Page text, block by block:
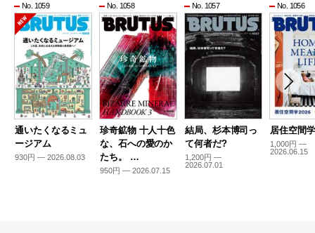
No. 1059
通いたくなるミュ
ージアム
930円 — 2026.08.03
No. 1058
珍奇鉱物 十人十色
な、石への愛のか
たち。 …
950円 — 2026.07.15
No. 1057
結局、杉本博司っ
て何者だ?
1,200円 —
2026.07.01
No. 1056
居住空間
1,000円 —
2026.06.15